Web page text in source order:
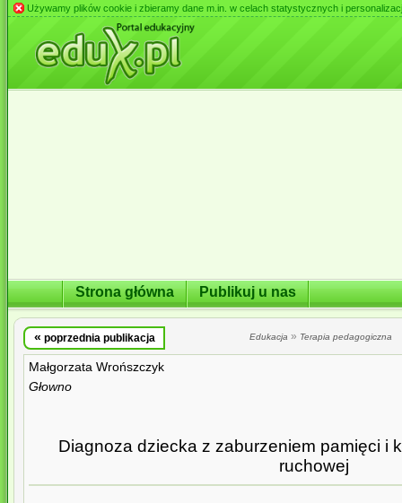
Używamy plików cookie i zbieramy dane m.in. w celach statystycznych i
Strona główna Publikuj u nas
« poprzednia publikacja Edukacja » Terapia pedagogiczna
Małgorzata Wrońszczyk
Głowno
Diagnoza dziecka z zaburzeniem pamięci i
ruchowej